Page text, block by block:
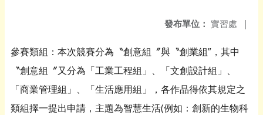
發布單位： 實習處 |
參賽類組：本次競賽分為〝創意組〞與〝創業組”，其中
〝創意組〞又分為「工業工程組」、「文創設計組」、
「商業管理組」、「生活應用組」，各作品得依其規定之
類組擇一提出申請，主題為智慧生活(例如：創新的生物科